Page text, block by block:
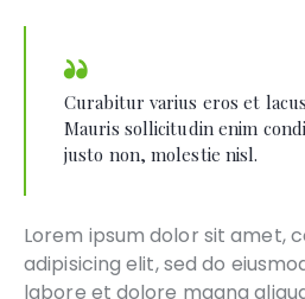
Curabitur varius eros et
Mauris sollicitudin enim
justo non, molestie nisl.
Lorem ipsum dolor sit amet,
adipisicing elit, sed do
labore et dolore magna